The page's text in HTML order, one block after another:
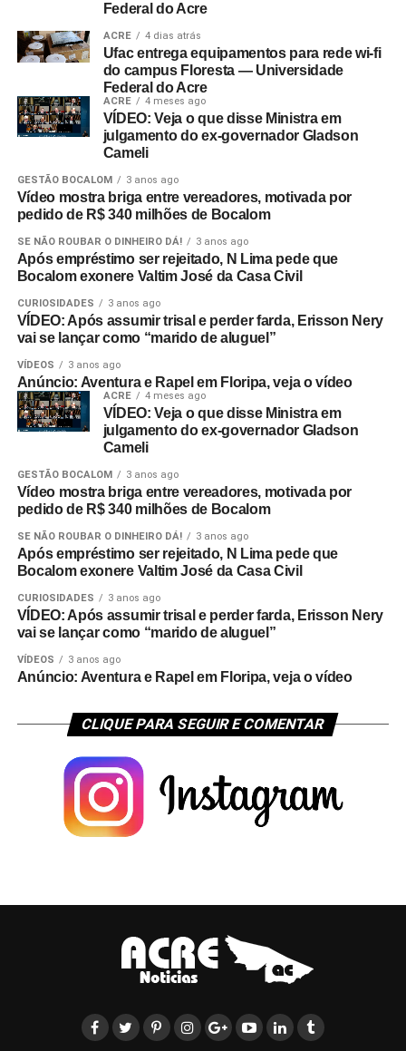
Federal do Acre
ACRE 4 dias atrás
Ufac entrega equipamentos para rede wi-fi
do campus Floresta — Universidade
Federal do Acre
ACRE 4 meses ago
VÍDEO: Veja o que disse Ministra em
julgamento do ex-governador Gladson
Cameli
GESTÃO BOCALOM 3 anos ago
Vídeo mostra briga entre vereadores, motivada por
pedido de R$ 340 milhões de Bocalom
SE NÃO ROUBAR O DINHEIRO DÁ! 3 anos ago
Após empréstimo ser rejeitado, N Lima pede que
Bocalom exonere Valtim José da Casa Civil
CURIOSIDADES 3 anos ago
VÍDEO: Após assumir trisal e perder farda, Erisson Nery
vai se lançar como “marido de aluguel”
VÍDEOS 3 anos ago
Anúncio: Aventura e Rapel em Floripa, veja o vídeo
ACRE 4 meses ago
VÍDEO: Veja o que disse Ministra em
julgamento do ex-governador Gladson
Cameli
GESTÃO BOCALOM 3 anos ago
Vídeo mostra briga entre vereadores, motivada por
pedido de R$ 340 milhões de Bocalom
SE NÃO ROUBAR O DINHEIRO DÁ! 3 anos ago
Após empréstimo ser rejeitado, N Lima pede que
Bocalom exonere Valtim José da Casa Civil
CURIOSIDADES 3 anos ago
VÍDEO: Após assumir trisal e perder farda, Erisson Nery
vai se lançar como “marido de aluguel”
VÍDEOS 3 anos ago
Anúncio: Aventura e Rapel em Floripa, veja o vídeo
CLIQUE PARA SEGUIR E COMENTAR